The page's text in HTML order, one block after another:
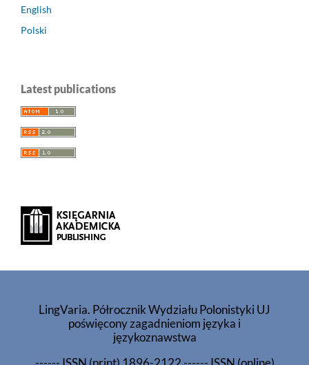
English
Polski
Latest publications
LingVaria. Półrocznik Wydziału Polonistyki UJ
poświęcony zagadnieniom języka i
językoznawstwa